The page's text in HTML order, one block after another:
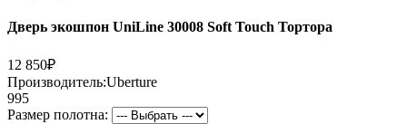
Дверь экошпон UniLine 30008 Soft Touch Тортора
12 850₽
Производитель:Uberture
995
Размер полотна: